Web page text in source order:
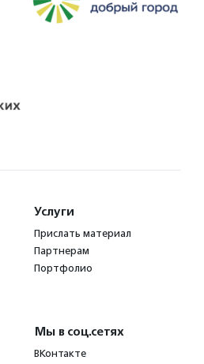
Услуги
Прислать материал
Партнерам
Портфолио
Мы в соц.сетях
ВКонтакте